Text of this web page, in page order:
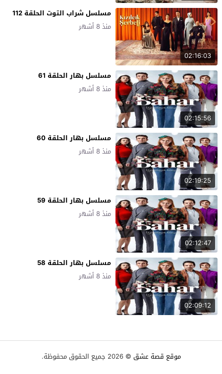
02:16:03
مسلسل شراب التوت الحلقة 112
منذ 8 أشهر
02:15:56
مسلسل بهار الحلقة 61
منذ 8 أشهر
02:19:25
مسلسل بهار الحلقة 60
منذ 8 أشهر
02:12:47
مسلسل بهار الحلقة 59
منذ 8 أشهر
02:09:12
مسلسل بهار الحلقة 58
منذ 8 أشهر
موقع قصة عشق © 2026 جميع الحقوق محفوظة.